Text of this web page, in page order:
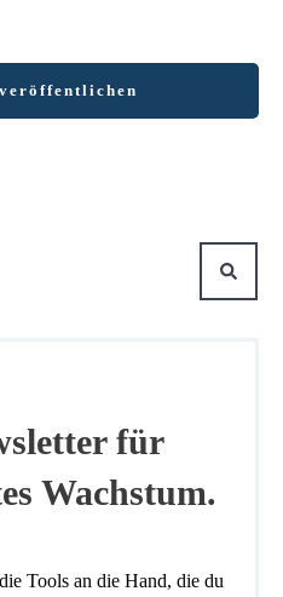
für
Wachstum.
Tools an die Hand, die du